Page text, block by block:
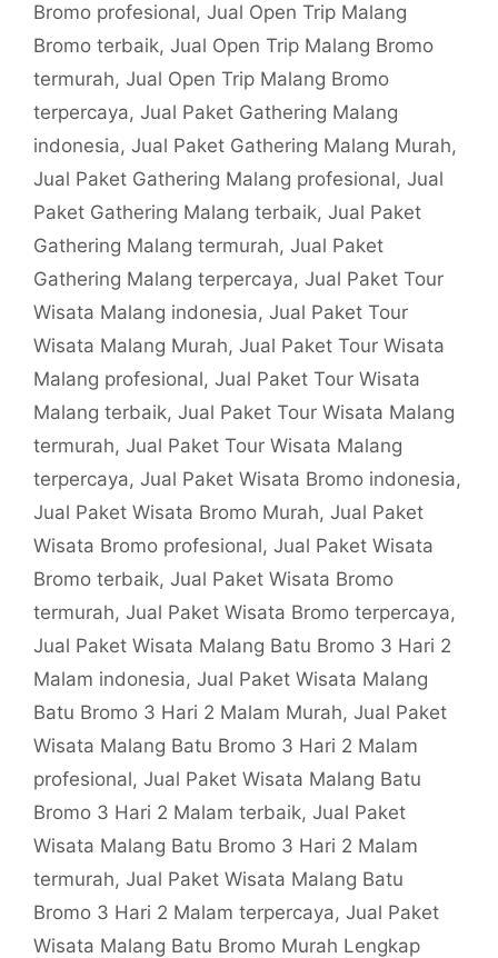
Bromo profesional, Jual Open Trip Malang
Bromo terbaik, Jual Open Trip Malang Bromo
termurah, Jual Open Trip Malang Bromo
terpercaya, Jual Paket Gathering Malang
indonesia, Jual Paket Gathering Malang Murah,
Jual Paket Gathering Malang profesional, Jual
Paket Gathering Malang terbaik, Jual Paket
Gathering Malang termurah, Jual Paket
Gathering Malang terpercaya, Jual Paket Tour
Wisata Malang indonesia, Jual Paket Tour
Wisata Malang Murah, Jual Paket Tour Wisata
Malang profesional, Jual Paket Tour Wisata
Malang terbaik, Jual Paket Tour Wisata Malang
termurah, Jual Paket Tour Wisata Malang
terpercaya, Jual Paket Wisata Bromo indonesia,
Jual Paket Wisata Bromo Murah, Jual Paket
Wisata Bromo profesional, Jual Paket Wisata
Bromo terbaik, Jual Paket Wisata Bromo
termurah, Jual Paket Wisata Bromo terpercaya,
Jual Paket Wisata Malang Batu Bromo 3 Hari 2
Malam indonesia, Jual Paket Wisata Malang
Batu Bromo 3 Hari 2 Malam Murah, Jual Paket
Wisata Malang Batu Bromo 3 Hari 2 Malam
profesional, Jual Paket Wisata Malang Batu
Bromo 3 Hari 2 Malam terbaik, Jual Paket
Wisata Malang Batu Bromo 3 Hari 2 Malam
termurah, Jual Paket Wisata Malang Batu
Bromo 3 Hari 2 Malam terpercaya, Jual Paket
Wisata Malang Batu Bromo Murah Lengkap